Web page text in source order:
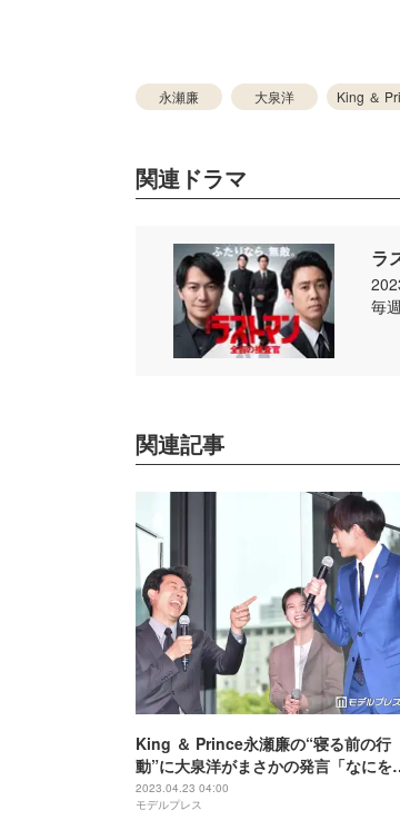
永瀬廉 大泉洋 King ＆
関連ドラマ
ラ
毎
関連記事
King ＆ Prince永瀬廉の“寝る前の行
動”に大泉洋がまさかの発言「なにを
わすんですか」＜ラストマン－全盲の
捜査官＞
2023.04.23 04:00
モデルプレス